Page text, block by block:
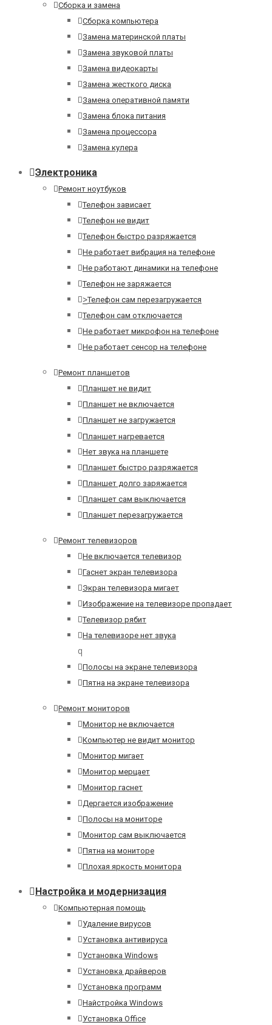
Сборка и замена
Сборка компьютера
Замена материнской платы
Замена звуковой платы
Замена видеокарты
Замена жесткого диска
Замена оперативной памяти
Замена блока питания
Замена процессора
Замена кулера
Электроника
Ремонт ноутбуков
Телефон зависает
Телефон не видит
Телефон быстро разряжается
Не работает вибрация на телефоне
Не работают динамики на телефоне
Телефон не заряжается
>Телефон сам перезагружается
Телефон сам отключается
Не работает микрофон на телефоне
Не работает сенсор на телефоне
Ремонт планшетов
Планшет не видит
Планшет не включается
Планшет не загружается
Планшет нагревается
Нет звука на планшете
Планшет быстро разряжается
Планшет долго заряжается
Планшет сам выключается
Планшет перезагружается
Ремонт телевизоров
Не включается телевизор
Гаснет экран телевизора
Экран телевизора мигает
Изображение на телевизоре пропадает
Телевизор рябит
На телевизоре нет звука
q
Полосы на экране телевизора
Пятна на экране телевизора
Ремонт мониторов
Монитор не включается
Компьютер не видит монитор
Монитор мигает
Монитор мерцает
Монитор гаснет
Дергается изображение
Полосы на мониторе
Монитор сам выключается
Пятна на мониторе
Плохая яркость монитора
Настройка и модернизация
Компьютерная помощь
Удаление вирусов
Установка антивируса
Установка Windows
Установка драйверов
Установка программ
Найстройка Windows
Установка Office